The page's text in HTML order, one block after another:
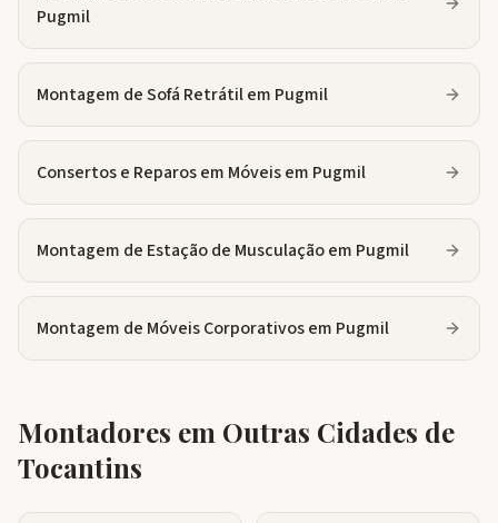
Pugmil
Montagem de Sofá Retrátilem Pugmil
Consertos e Reparos em Móveisem Pugmil
Montagem de Estação de Musculaçãoem Pugmil
Montagem de Móveis Corporativosem Pugmil
Montadores em Outras Cidades de
Tocantins